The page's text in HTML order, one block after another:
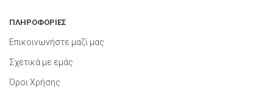
ΠΛΗΡΟΦΟΡΙΕΣ
Επικοινωνήστε μαζί μας
Σχετικά με εμάς
Όροι Χρήσης